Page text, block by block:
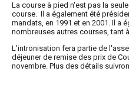
La course à pied n'est pas la
course. Il a également été
mandats, en 1991 et en 2001. Il a
nombreuses autres courses, tant
L'intronisation fera partie de
déjeuner de remise des prix de
novembre. Plus des détails